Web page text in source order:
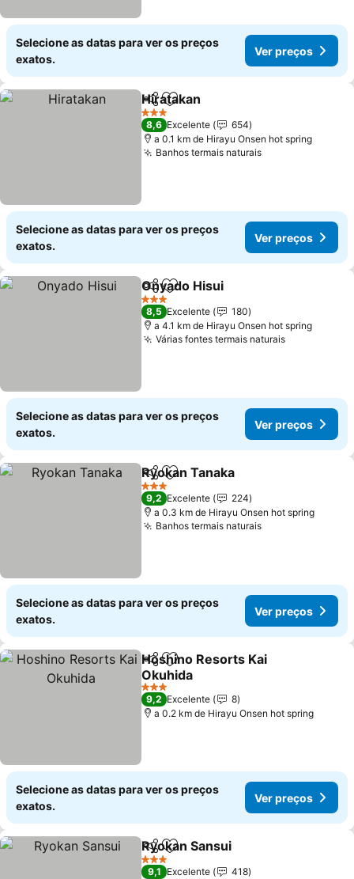
Selecione as datas para ver os preços
exatos.
Ver preços
PartilharAdicionar aos favoritos
Hiratakan
3 Estrelas
8,6 Excelente
654
a 0.1 km de Hirayu Onsen hot spring
Banhos termais naturais
Selecione as datas para ver os preços
exatos.
Ver preços
PartilharAdicionar aos favoritos
Onyado Hisui
3 Estrelas
8,5 Excelente
180
a 4.1 km de Hirayu Onsen hot spring
Várias fontes termais naturais
Selecione as datas para ver os preços
exatos.
Ver preços
PartilharAdicionar aos favoritos
Ryokan Tanaka
3 Estrelas
9,2 Excelente
224
a 0.3 km de Hirayu Onsen hot spring
Banhos termais naturais
Selecione as datas para ver os preços
exatos.
Ver preços
PartilharAdicionar aos favoritos
Hoshino Resorts Kai
Okuhida
3 Estrelas
9,2 Excelente
8
a 0.2 km de Hirayu Onsen hot spring
Selecione as datas para ver os preços
exatos.
Ver preços
PartilharAdicionar aos favoritos
Ryokan Sansui
3 Estrelas
9,1 Excelente
418